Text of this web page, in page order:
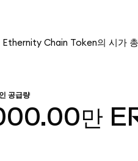
Chain Token의 시가
공급량
만